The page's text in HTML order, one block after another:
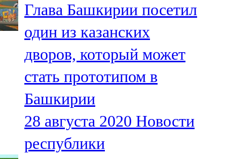
102,1 FM
Мамадыш
106,2 FM
Минзәлә
107,3 FM
Мөслим
100,0 FM
Глава Башкирии посетил
один из казанских
дворов, который может
стать прототипом в
Башкирии
28 августа 2020 Новости
республики